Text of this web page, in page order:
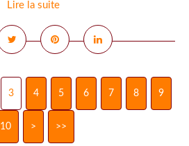
Lire la suite
3 4 5 6 7 8 9
10 > >>